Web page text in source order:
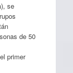
se
de 50
primer